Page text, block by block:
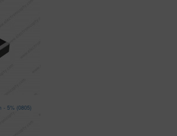
- 5% (0805)